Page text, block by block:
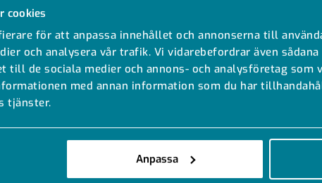
cookies
för att anpassa innehållet och annonserna till
och analysera vår trafik. Vi vidarebefordrar även
till de sociala medier och annons- och analysföretag som
med annan information som du har
tjänster.
Anpassa